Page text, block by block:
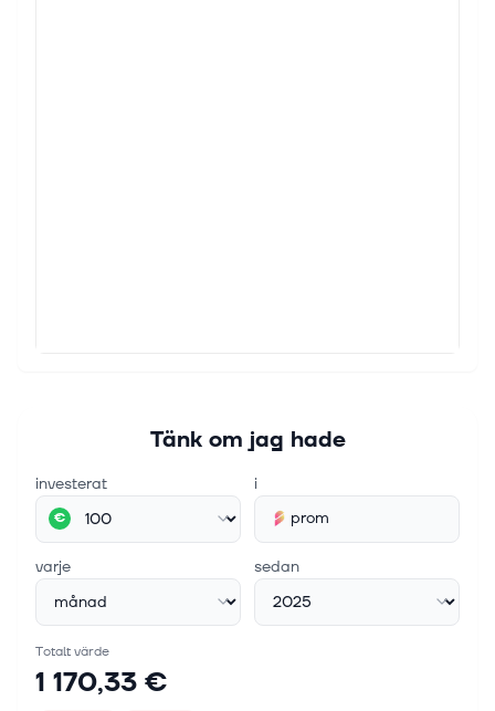
Tänk om jag hade
investerat
€
i
prom
varje sedan
Totalt värde
1 170,33 €